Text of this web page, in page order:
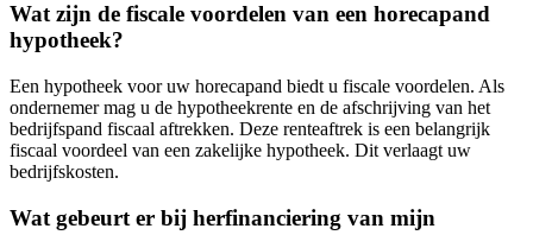
Wat zijn de fiscale voordelen van een horecapand
hypotheek?
Een hypotheek voor uw horecapand biedt u fiscale voordelen. Als
ondernemer mag u de hypotheekrente en de afschrijving van het
bedrijfspand fiscaal aftrekken. Deze renteaftrek is een belangrijk
fiscaal voordeel van een zakelijke hypotheek. Dit verlaagt uw
bedrijfskosten.
Wat gebeurt er bij herfinanciering van mijn